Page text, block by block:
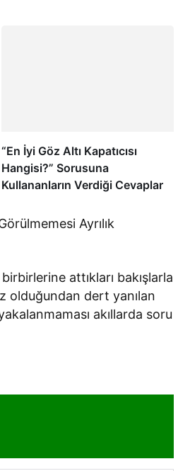
“En İyi Göz Altı Kapatıcısı
Hangisi?” Sorusuna
Kullananların Verdiği Cevaplar
Ayrılık
attıkları bakışlarla
olduğundan dert yanılan
akıllarda soru